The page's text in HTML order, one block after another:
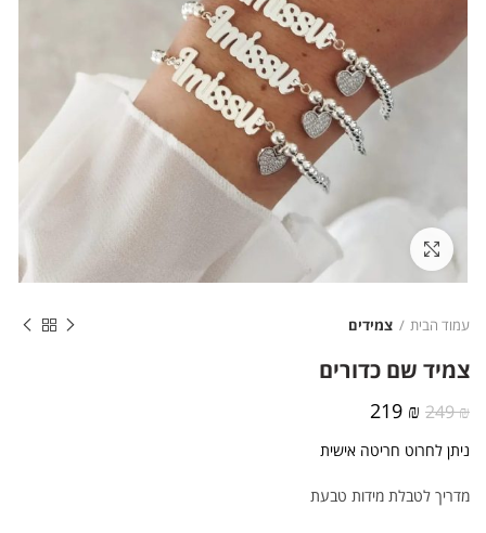
לחצו להגדלה
עמוד הבית צמידים
צמיד שם כדורים
249₪
המחיר
היה:
219 ₪
הוא:
ניתן לחרוט חריטה אישית
מדריך לטבלת מידות טבעת